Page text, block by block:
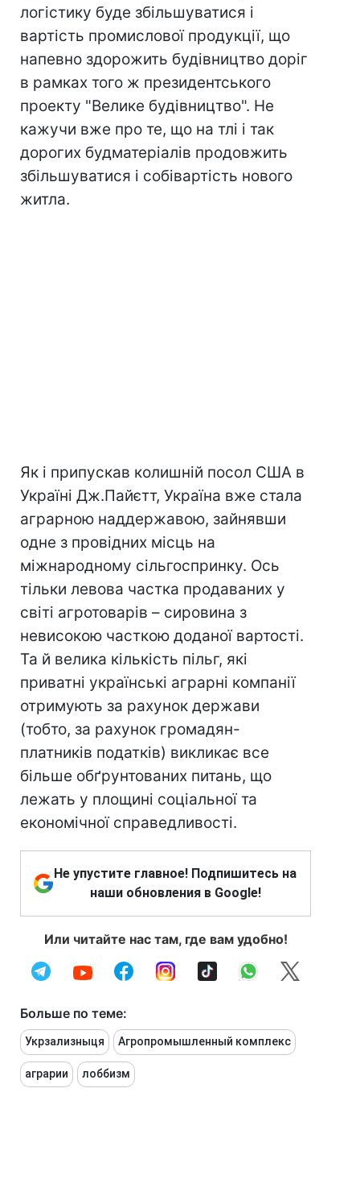
логістику буде збільшуватися і
вартість промислової продукції, що
напевно здорожить будівництво доріг
в рамках того ж президентського
проекту "Велике будівництво". Не
кажучи вже про те, що на тлі і так
дорогих будматеріалів продовжить
збільшуватися і собівартість нового
житла.
Як і припускав колишній посол США в
Україні Дж.Пайєтт, Україна вже стала
аграрною наддержавою, зайнявши
одне з провідних місць на
міжнародному сільгоспринку. Ось
тільки левова частка продаваних у
світі агротоварів – сировина з
невисокою часткою доданої вартості.
Та й велика кількість пільг, які
приватні українські аграрні компанії
отримують за рахунок держави
(тобто, за рахунок громадян-
платників податків) викликає все
більше обґрунтованих питань, що
лежать у площині соціальної та
економічної справедливості.
Не упустите главное! Подпишитесь на
наши обновления в Google!
Или читайте нас там, где вам удобно!
Больше по теме:
Укрзализныця Агропромышленный комплекс
аграрии лоббизм